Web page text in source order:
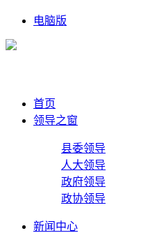
电脑版
首页
领导之窗
县委领导
人大领导
政府领导
政协领导
新闻中心